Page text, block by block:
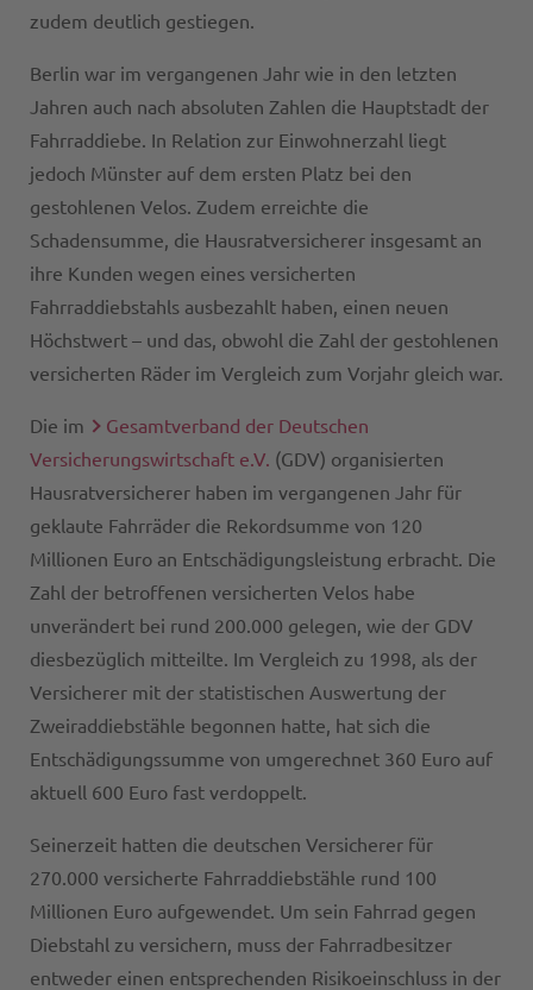
zudem deutlich gestiegen.
Berlin war im vergangenen Jahr wie in den letzten
Jahren auch nach absoluten Zahlen die Hauptstadt der
Fahrraddiebe. In Relation zur Einwohnerzahl liegt
jedoch Münster auf dem ersten Platz bei den
gestohlenen Velos. Zudem erreichte die
Schadensumme, die Hausratversicherer insgesamt an
ihre Kunden wegen eines versicherten
Fahrraddiebstahls ausbezahlt haben, einen neuen
Höchstwert – und das, obwohl die Zahl der gestohlenen
versicherten Räder im Vergleich zum Vorjahr gleich war.
Die im
Gesamtverband der Deutschen
Versicherungswirtschaft e.V. (GDV) organisierten
Hausratversicherer haben im vergangenen Jahr für
geklaute Fahrräder die Rekordsumme von 120
Millionen Euro an Entschädigungsleistung erbracht. Die
Zahl der betroffenen versicherten Velos habe
unverändert bei rund 200.000 gelegen, wie der GDV
diesbezüglich mitteilte. Im Vergleich zu 1998, als der
Versicherer mit der statistischen Auswertung der
Zweiraddiebstähle begonnen hatte, hat sich die
Entschädigungssumme von umgerechnet 360 Euro auf
aktuell 600 Euro fast verdoppelt.
Seinerzeit hatten die deutschen Versicherer für
270.000 versicherte Fahrraddiebstähle rund 100
Millionen Euro aufgewendet. Um sein Fahrrad gegen
Diebstahl zu versichern, muss der Fahrradbesitzer
entweder einen entsprechenden Risikoeinschluss in der